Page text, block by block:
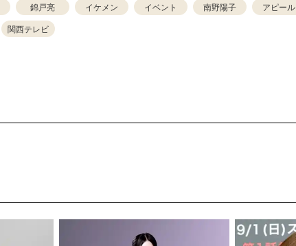
錦戸亮 イケメン イベント 南野陽子 アピール
関西テレビ